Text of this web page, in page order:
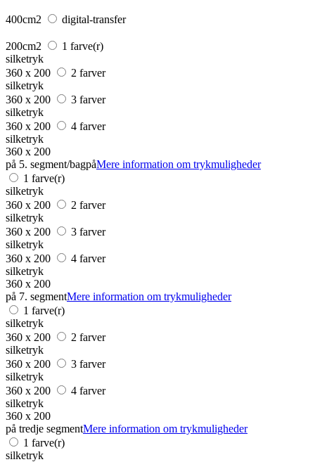
400cm2 digital-transfer
200cm2
1 farve(r)
silketryk
360 x 200
2 farver
silketryk
360 x 200
3 farver
silketryk
360 x 200
4 farver
silketryk
360 x 200
på 5. segment/bagpåMere information om trykmuligheder
1 farve(r)
silketryk
360 x 200
2 farver
silketryk
360 x 200
3 farver
silketryk
360 x 200
4 farver
silketryk
360 x 200
på 7. segmentMere information om trykmuligheder
1 farve(r)
silketryk
360 x 200
2 farver
silketryk
360 x 200
3 farver
silketryk
360 x 200
4 farver
silketryk
360 x 200
på tredje segmentMere information om trykmuligheder
1 farve(r)
silketryk